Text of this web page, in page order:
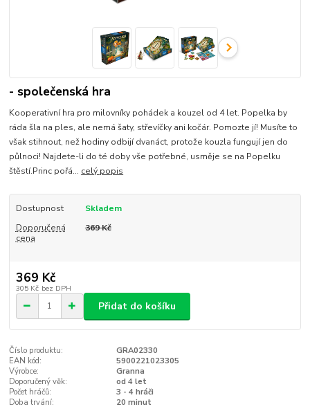
- společenská hra
Kooperativní hra pro milovníky pohádek a kouzel od 4 let. Popelka by
ráda šla na ples, ale nemá šaty, střevíčky ani kočár. Pomozte jí! Musíte to
však stihnout, než hodiny odbijí dvanáct, protože kouzla fungují jen do
půlnoci! Najdete-li do té doby vše potřebné, usměje se na Popelku
štěstí.Princ pořá... celý popis
Dostupnost
Skladem
Doporučená
cena
369 Kč
369 Kč
305 Kč bez DPH
Přidat do košíku
Číslo produktu:
GRA02330
EAN kód:
5900221023305
Výrobce:
Granna
Doporučený věk:
od 4 let
Počet hráčů:
3 - 4 hráči
Doba trvání:
20 minut